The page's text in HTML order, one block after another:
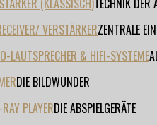
(KLASSISCH)TECHNIK DER
VERSTÄRKERZENTRALE
LAUTSPRECHER & HIFI-SYSTEME
DIE BILDWUNDER
PLAYERDIE ABSPIELGERÄTE